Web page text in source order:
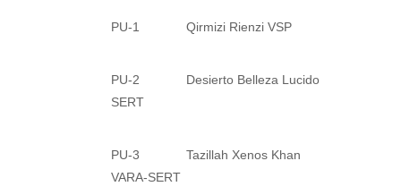
PU-1 Qirmizi Rienzi VSP
PU-2 Desierto Belleza Lucido
SERT
PU-3 Tazillah Xenos Khan
VARA-SERT